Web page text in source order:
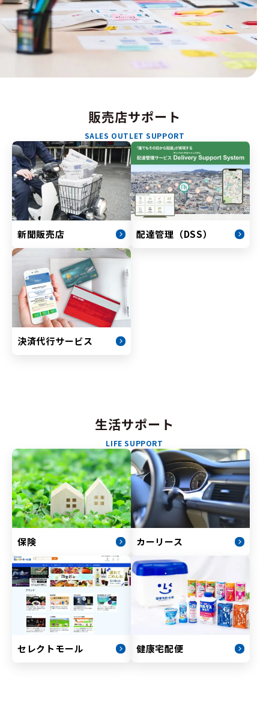
販売店サポート
SALES OUTLET SUPPORT
新聞販売店 配達管理（DSS）
決済代行サービス
生活サポート
LIFE SUPPORT
保険 カーリース
セレクトモール 健康宅配便